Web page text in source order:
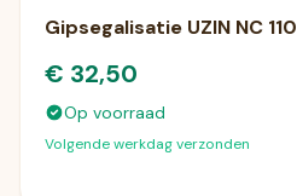
Gipsegalisatie UZIN NC 110
€ 32,50
Op voorraad
Volgende werkdag verzonden